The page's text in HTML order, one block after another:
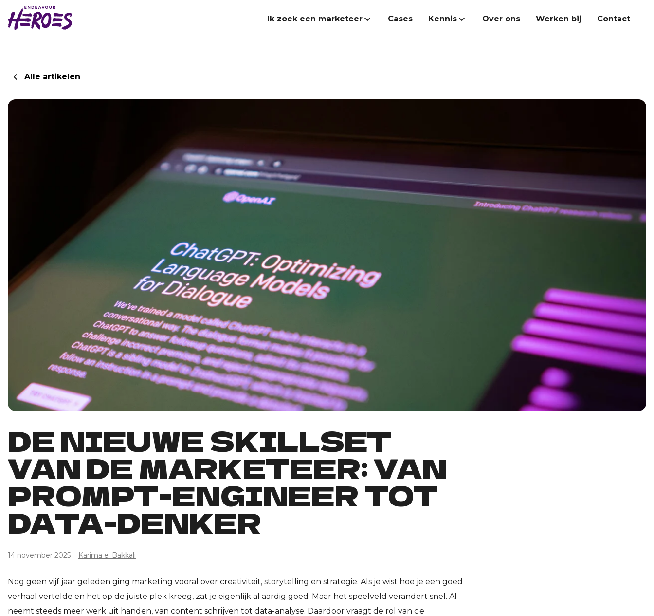
Ik zoek een marketeer
Onze Heroes
Cases Kennis
Kennisbank
Over ons Werken bij Contact
Alle artikelen
DE NIEUWE SKILLSET
VAN DE MARKETEER: VAN
PROMPT-ENGINEER TOT
DATA-DENKER
14 november 2025 Karima el Bakkali
Nog geen vijf jaar geleden ging marketing vooral over creativiteit, storytelling en strategie. Als je wist hoe je een goed
verhaal vertelde en het op de juiste plek kreeg, zat je eigenlijk al aardig goed. Maar het speelveld verandert snel. AI
neemt steeds meer werk uit handen, van content schrijven tot data-analyse. Daardoor vraagt de rol van de